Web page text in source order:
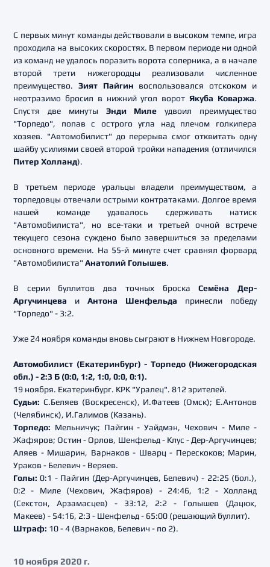
С первых минут команды действовали в высоком темпе, игра
проходила на высоких скоростях. В первом периоде ни одной
из команд не удалось поразить ворота соперника, а в начале
второй трети нижегородцы реализовали численное
преимущество. Зият Пайгин воспользовался отскоком и
неотразимо бросил в нижний угол воротЯкуба Коваржа.
Спустя две минуты Энди Милеудвоил преимущество
"Торпедо", попав с острого угла над плечом голкипера
хозяев. "Автомобилист" до перерыва смог отквитать одну
шайбу усилиями своей второй тройки нападения (отличился
Питер Холланд).
В третьем периоде уральцы владели преимуществом, а
торпедовцы отвечали острыми контратаками. Долгое время
нашей команде удавалось сдерживать натиск
"Автомобилиста", но все-таки и третьей очной встрече
текущего сезона суждено было завершиться за пределами
основного времени. На 55-й минуте счет сравнял форвард
"Автомобилиста" Анатолий Голышев.
В серии буллитов два точных броскаСемёна Дер-
Аргучинцева и Антона Шенфельда принесли победу
"Торпедо" - 3:2.
Уже 24 ноября команды вновь сыграют в Нижнем Новгороде.
Автомобилист (Екатеринбург) - Торпедо (Нижегородская
обл.) - 2:3 Б (0:0, 1:2, 1:0, 0:0, 0:1).
19 ноября. Екатеринбург. КРК "Уралец". 812 зрителей.
Судьи: С.Беляев (Воскресенск), И.Фатеев (Омск); Е.Антонов
(Челябинск), И.Галимов (Казань).
Торпедо: Мельничук; Пайгин - Уайдмэн, Чехович - Миле -
Жафяров; Остин - Орлов, Шенфельд - Клус - Дер-Аргучинцев;
Аляев - Мишарин, Варнаков - Шварц - Перескоков; Марин,
Ураков - Белевич - Веряев.
Голы:0:1 - Пайгин (Дер-Аргучинцев, Белевич) - 22:25 (бол.),
0:2 - Миле (Чехович, Жафяров) - 24:46, 1:2 - Холланд
(Секстон, Арзамасцев) - 33:12, 2:2 - Голышев (Дацюк,
Макеев) - 54:16, 2:3 - Шенфельд - 65:00 (решающий буллит).
Штраф: 10 - 4 (Варнаков, Белевич - по 2).
10 ноября 2020 г.